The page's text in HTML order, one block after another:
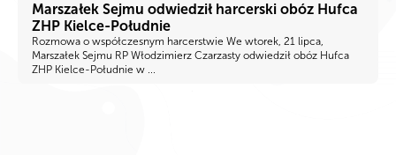
Marszałek Sejmu odwiedził harcerski obóz Hufca
ZHP Kielce-Południe
Rozmowa o współczesnym harcerstwie We wtorek, 21 lipca,
Marszałek Sejmu RP Włodzimierz Czarzasty odwiedził obóz Hufca
ZHP Kielce-Południe w ...